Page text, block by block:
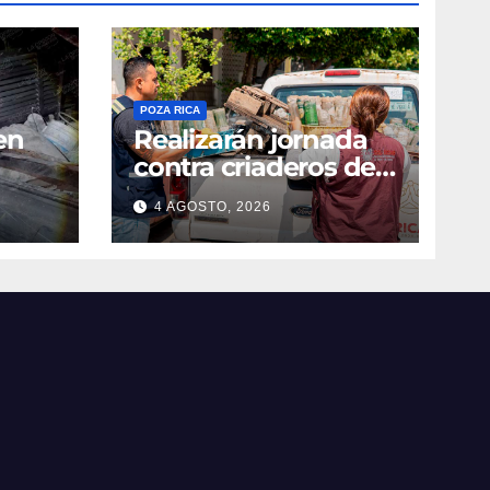
POZA RICA
Realizarán jornada
contra criaderos del
dengue
4 AGOSTO, 2026